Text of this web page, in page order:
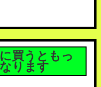
買うともっ
ります